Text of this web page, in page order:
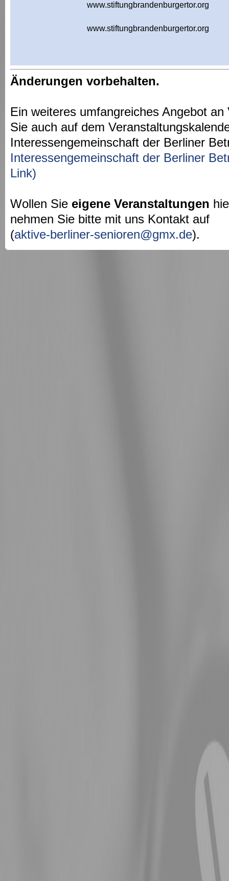
www.stiftungbrandenburgertor.org
www.stiftungbrandenburgertor.org
Änderungen vorbehalten.
Ein weiteres umfangreiches Angebot
Sie auch auf dem
Interessengemeinschaft der Berliner
Interessengemeinschaft der Berliner
Link)
Wollen Sie eigene Veranstaltungen
nehmen Sie bitte mit uns Kontakt auf
(aktive-berliner-senioren@gmx.de).